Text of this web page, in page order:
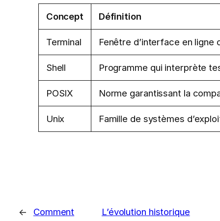
Concept Définition
Terminal Fenêtre d’interface en ligne
Shell Programme qui interprète
POSIX Norme garantissant la
Unix Famille de systèmes
←
Comment
L’évolution historique